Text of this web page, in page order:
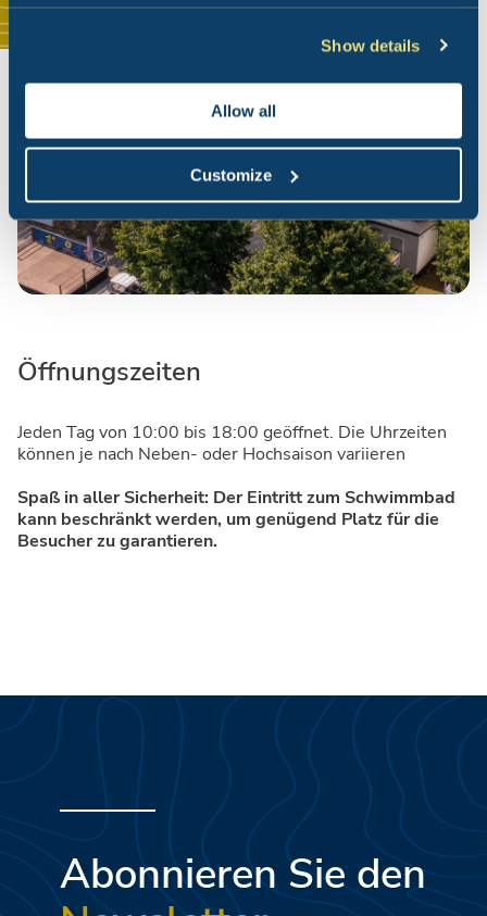
Show details
Allow all
Customize
Öffnungszeiten
Jeden Tag von 10:00 bis 18:00 geöffnet. Die Uhrzeiten
können je nach Neben- oder Hochsaison variieren
Spaß in aller Sicherheit: Der Eintritt zum Schwimmbad
kann beschränkt werden, um genügend Platz für die
Besucher zu garantieren.
Abonnieren Sie den